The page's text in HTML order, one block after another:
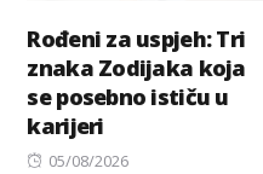
Rođeni za uspjeh: Tri
znaka Zodijaka koja
se posebno ističu u
karijeri
Posted
05/08/2026